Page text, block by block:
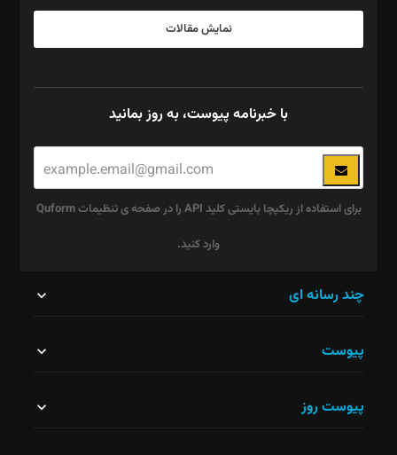
نمایش مقالات
با خبرنامه پیوست، به روز بمانید
برای استفاده از ریکپچا بایستی کلید API را در صفحه ی تنظیمات Quform
وارد کنید.
نباید
چند رسانه ای
پیوست
پیوست روز